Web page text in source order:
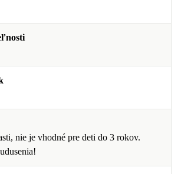
nie je vhodné pre deti do 3 rokov.